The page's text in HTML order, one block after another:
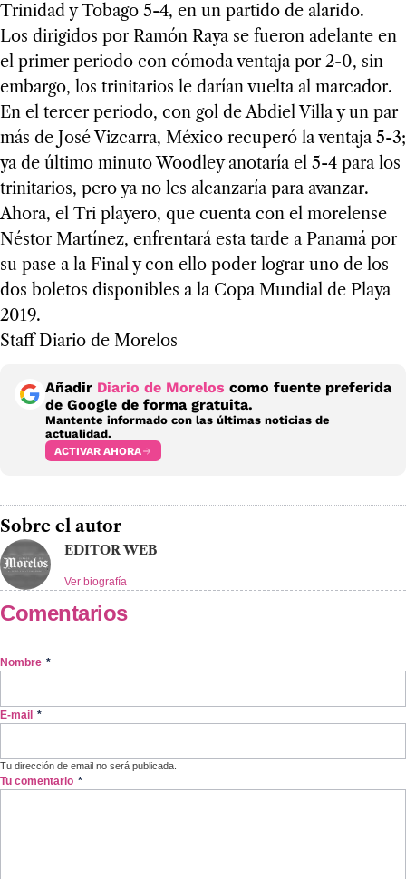
Trinidad y Tobago 5-4, en un partido de alarido.
Los dirigidos por Ramón Raya se fueron adelante en
el primer periodo con cómoda ventaja por 2-0, sin
embargo, los trinitarios le darían vuelta al marcador.
En el tercer periodo, con gol de Abdiel Villa y un par
más de José Vizcarra, México recuperó la ventaja 5-3;
ya de último minuto Woodley anotaría el 5-4 para los
trinitarios, pero ya no les alcanzaría para avanzar.
Ahora, el Tri playero, que cuenta con el morelense
Néstor Martínez, enfrentará esta tarde a Panamá por
su pase a la Final y con ello poder lograr uno de los
dos boletos disponibles a la Copa Mundial de Playa
2019.
Staff Diario de Morelos
Añadir Diario de Morelos como fuente preferida
de Google de forma gratuita.
Mantente informado con las últimas noticias de
actualidad.
ACTIVAR AHORA
Sobre el autor
EDITOR WEB
Ver biografía
Comentarios
Nombre *
E-mail *
Tu dirección de email no será publicada.
Tu comentario *